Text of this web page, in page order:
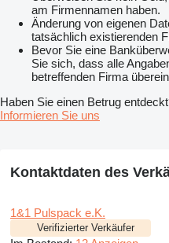
am Firmennamen haben.
Änderung von eigenen
tatsächlich existierenden
Bevor Sie eine
Sie sich, dass alle
betreffenden Firma
Haben Sie einen Betrug
Informieren Sie uns
Kontaktdaten des
1&1 Pulspack e.K.
Verifizierter Verkäufer